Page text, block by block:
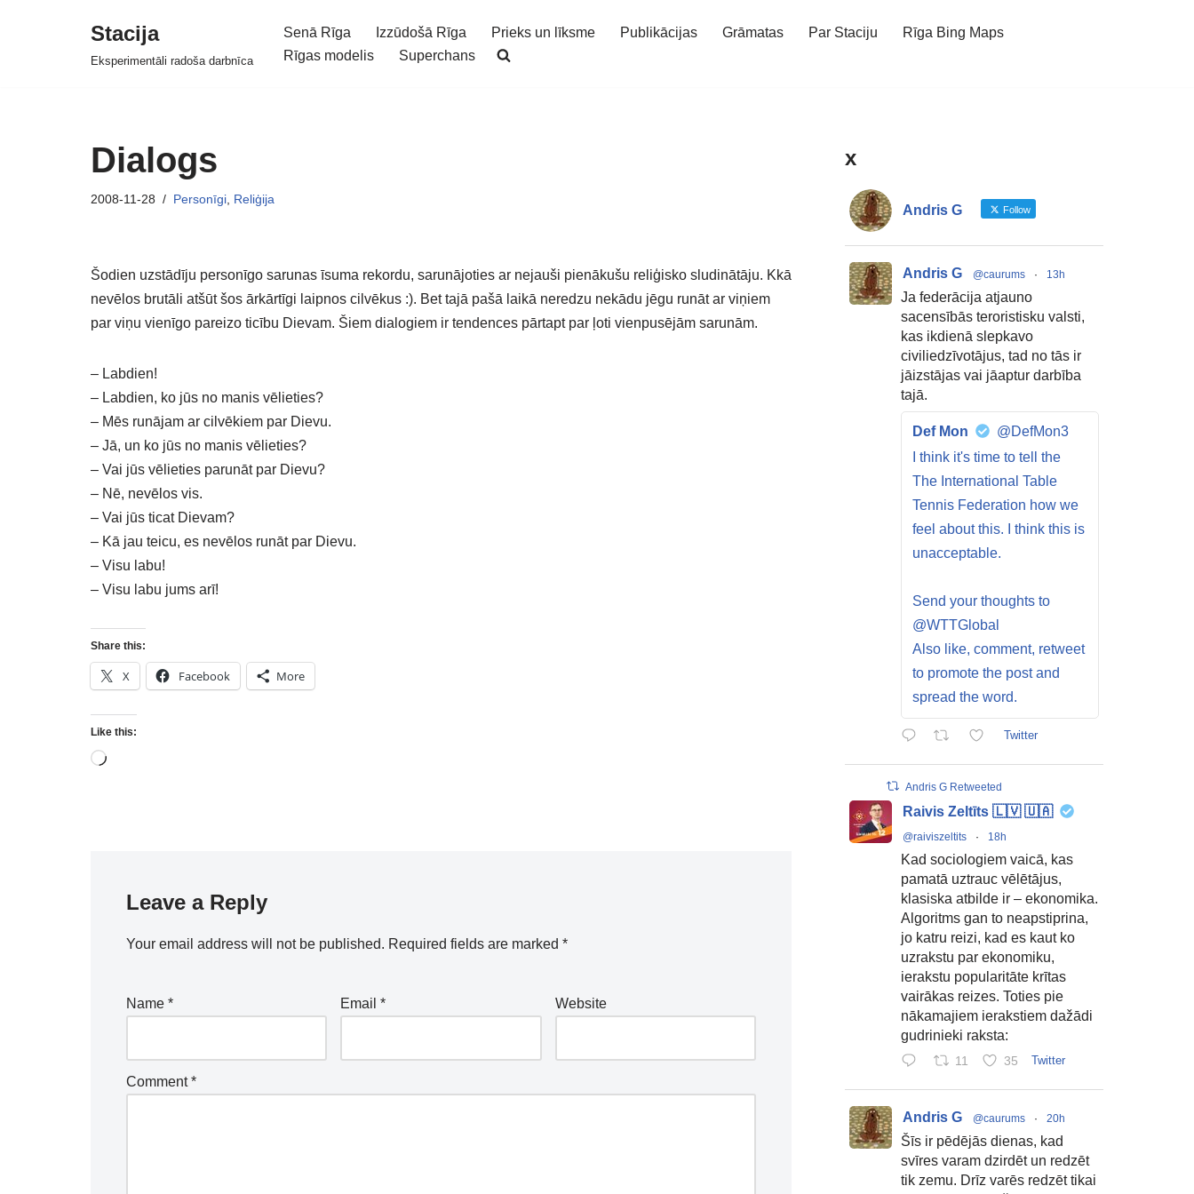
Stacija
Eksperimentāli radoša darbnīca
Senā Rīga Izzūdošā Rīga Prieks un līksme Publikācijas Grāmatas Par Staciju
Rīga Bing Maps
Rīgas modelis
Superchans
Dialogs
2008-11-28 Personīgi Reliģija
Šodien uzstādīju personīgo sarunas īsuma rekordu, sarunājoties ar nejauši pienākušu reliģisko sludinātāju. Kkā
nevēlos brutāli atšūt šos ārkārtīgi laipnos cilvēkus :). Bet tajā pašā laikā neredzu nekādu jēgu runāt ar viņiem
par viņu vienīgo pareizo ticību Dievam. Šiem dialogiem ir tendences pārtapt par ļoti vienpusējām sarunām.
– Labdien!
– Labdien, ko jūs no manis vēlieties?
– Mēs runājam ar cilvēkiem par Dievu.
– Jā, un ko jūs no manis vēlieties?
– Vai jūs vēlieties parunāt par Dievu?
– Nē, nevēlos vis.
– Vai jūs ticat Dievam?
– Kā jau teicu, es nevēlos runāt par Dievu.
– Visu labu!
– Visu labu jums arī!
Share this:
X Facebook More
Like this:
Leave a Reply
Your email address will not be published. Required fields are marked *
Name * Email* Website
Comment*
x
Andris G Follow
Andris G @caurums · 13h
Ja federācija atjauno
sacensībās teroristisku valsti,
kas ikdienā slepkavo
civiliedzīvotājus, tad no tās ir
jāizstājas vai jāaptur darbība
tajā.
Def Mon
@DefMon3
I think it's time to tell the
The International Table
Tennis Federation how we
feel about this. I think this is
unacceptable.
Send your thoughts to
@WTTGlobal
Also like, comment, retweet
to promote the post and
spread the word.
Twitter
Andris G Retweeted
Raivis Zeltīts 🇱🇻 🇺🇦
@raiviszeltits · 18h
Kad sociologiem vaicā, kas
pamatā uztrauc vēlētājus,
klasiska atbilde ir – ekonomika.
Algoritms gan to neapstiprina,
jo katru reizi, kad es kaut ko
uzrakstu par ekonomiku,
ierakstu popularitāte krītas
vairākas reizes. Toties pie
nākamajiem ierakstiem dažādi
gudrinieki raksta:
11 35 Twitter
Andris G @caurums · 20h
Šīs ir pēdējās dienas, kad
svīres varam dzirdēt un redzēt
tik zemu. Drīz varēs redzēt tikai